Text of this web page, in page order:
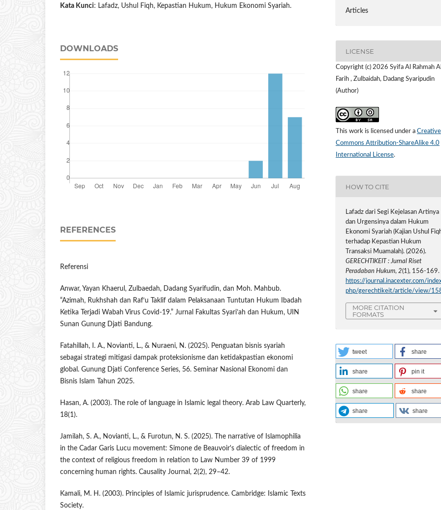
Kata Kunci: Lafadz, Ushul Fiqh, Kepastian Hukum, Hukum Ekonomi Syariah.
DOWNLOADS
REFERENCES
Referensi
Anwar, Yayan Khaerul, Zulbaedah, Dadang Syarifudin, dan Moh. Mahbub.
“Azimah, Rukhshah dan Raf‘u Taklif dalam Pelaksanaan Tuntutan Hukum Ibadah
Ketika Terjadi Wabah Virus Covid-19.” Jurnal Fakultas Syari’ah dan Hukum, UIN
Sunan Gunung Djati Bandung.
Fatahillah, I. A., Novianti, L., & Nuraeni, N. (2025). Penguatan bisnis syariah
sebagai strategi mitigasi dampak proteksionisme dan ketidakpastian ekonomi
global. Gunung Djati Conference Series, 56. Seminar Nasional Ekonomi dan
Bisnis Islam Tahun 2025.
Hasan, A. (2003). The role of language in Islamic legal theory. Arab Law Quarterly,
18(1).
Jamilah, S. A., Novianti, L., & Furotun, N. S. (2025). The narrative of Islamophilia
in the Cadar Garis Lucu movement: Simone de Beauvoir's dialectic of freedom in
the context of religious freedom in relation to Law Number 39 of 1999
concerning human rights. Causality Journal, 2(2), 29–42.
Kamali, M. H. (2003). Principles of Islamic jurisprudence. Cambridge: Islamic Texts
Society.
Articles
LICENSE
Copyright (c) 2026 Syifa Al Rahmah Al
Farih , Zulbaidah, Dadang Syaripudin
(Author)
This work is licensed under a Creative
Commons Attribution-ShareAlike 4.0
International License.
HOW TO CITE
Lafadz dari Segi Kejelasan Artinya
dan Urgensinya dalam Hukum
Ekonomi Syariah (Kajian Ushul
terhadap Kepastian Hukum
Transaksi Muamalah). (2026).
GERECHTIKEIT : Jurnal Riset
Peradaban Hukum, 2(1), 156-169.
https://journal.inacexter.com/
php/gerechtikeit/article/view/
MORE CITATION
FORMATS
tweet share
share pin it
share share
share share